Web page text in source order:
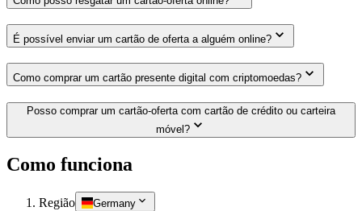
É possível enviar um cartão de oferta a alguém online?
Como comprar um cartão presente digital com criptomoedas?
Posso comprar um cartão-oferta com cartão de crédito ou carteira
móvel?
Como funciona
Região Germany